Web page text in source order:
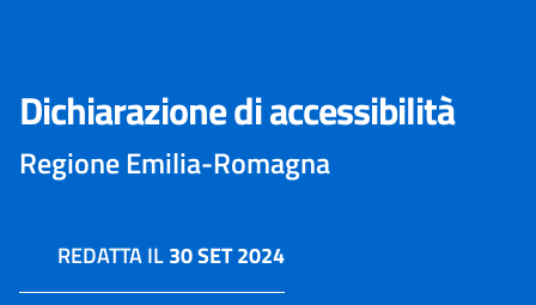
Dichiarazione di accessibilità
Regione Emilia-Romagna
REDATTA IL30 SET 2024